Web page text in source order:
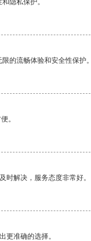
隐私保护。
的流畅体验和安全性保护
。
时解决，服务态度非常好。
更准确的选择。